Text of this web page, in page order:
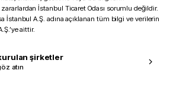
İstanbul Ticaret Odası sorumlu değildir.
İstanbul A.Ş. adına açıklanan tüm bilgi ve verilerin
aittir.
şirketler
atın